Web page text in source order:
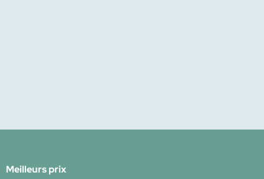
Meilleurs prix